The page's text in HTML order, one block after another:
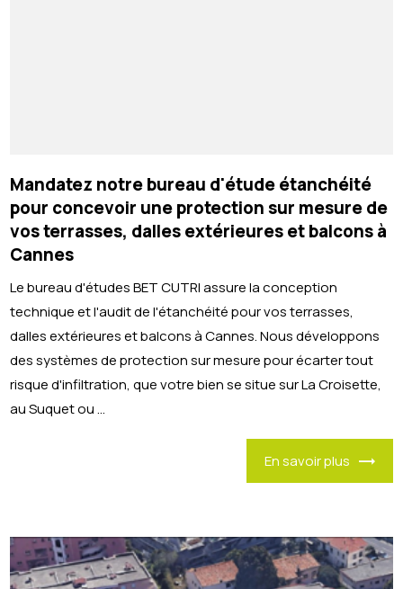
Mandatez notre bureau d'étude étanchéité
pour concevoir une protection sur mesure de
vos terrasses, dalles extérieures et balcons à
Cannes
Le bureau d'études BET CUTRI assure la conception
technique et l'audit de l'étanchéité pour vos terrasses,
dalles extérieures et balcons à Cannes. Nous développons
des systèmes de protection sur mesure pour écarter tout
risque d'infiltration, que votre bien se situe sur La Croisette,
au Suquet ou ...
En savoir plus